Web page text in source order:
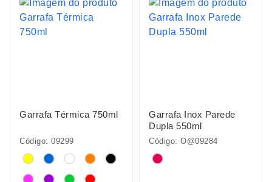
Garrafa Térmica 750ml
Código: 09299
Garrafa Inox Parede
Dupla 550ml
Código: O@09284